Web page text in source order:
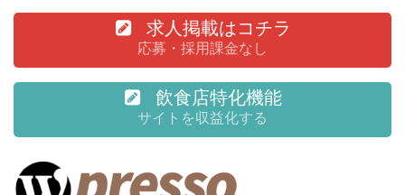
求人掲載はコチラ
応募・採用課金なし
飲食店特化機能
サイトを収益化する